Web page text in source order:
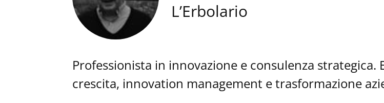
L’Erbolario
Professionista in innovazione e consulenza strategica.
crescita, innovation management e trasformazione